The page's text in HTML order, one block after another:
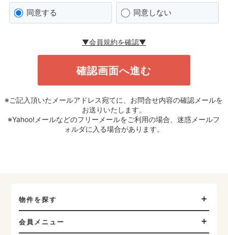
同意する 同意しない
▼会員規約を確認▼
※ご記入頂いたメールアドレス宛てに、お問合せ内容の確認メールを
お送りいたします。
※Yahoo!メールなどのフリーメールをご利用の場合、迷惑メールフ
ォルダに入る場合があります。
物件を探す
会員メニュー